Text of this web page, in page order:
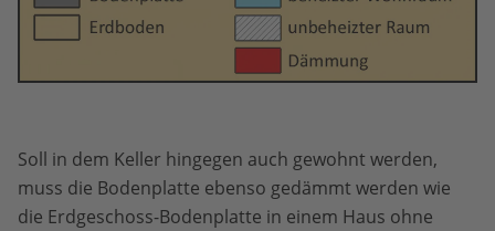
Soll in dem Keller hingegen auch gewohnt werden,
muss die Bodenplatte ebenso gedämmt werden wie
die Erdgeschoss-Bodenplatte in einem Haus ohne